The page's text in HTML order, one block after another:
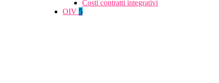
Costi contratti integrativi
OIV 5